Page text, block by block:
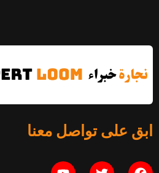
يوليو 16, 2026
ابق على تواصل معنا